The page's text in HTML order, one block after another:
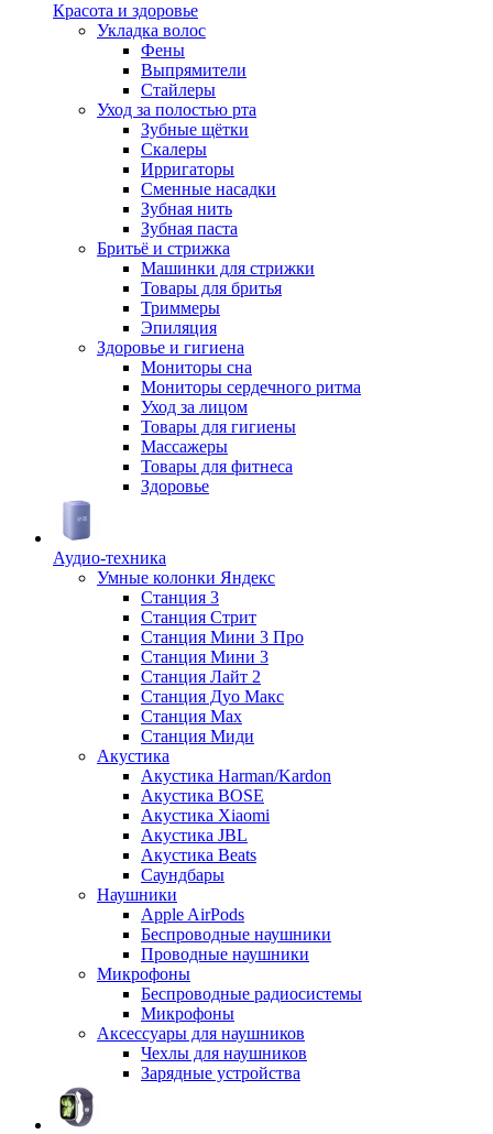
Красота и здоровье
Укладка волос
Фены
Выпрямители
Стайлеры
Уход за полостью рта
Зубные щётки
Скалеры
Ирригаторы
Сменные насадки
Зубная нить
Зубная паста
Бритьё и стрижка
Машинки для стрижки
Товары для бритья
Триммеры
Эпиляция
Здоровье и гигиена
Мониторы сна
Мониторы сердечного ритма
Уход за лицом
Товары для гигиены
Массажеры
Товары для фитнеса
Здоровье
Аудио-техника
Умные колонки Яндекс
Станция 3
Станция Стрит
Станция Мини 3 Про
Станция Мини 3
Станция Лайт 2
Станция Дуо Макс
Станция Max
Станция Миди
Акустика
Акустика Harman/Kardon
Акустика BOSE
Акустика Xiaomi
Акустика JBL
Акустика Beats
Саундбары
Наушники
Apple AirPods
Беспроводные наушники
Проводные наушники
Микрофоны
Беспроводные радиосистемы
Микрофоны
Аксессуары для наушников
Чехлы для наушников
Зарядные устройства